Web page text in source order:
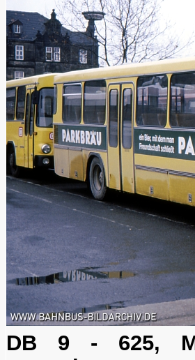
DB 9 - 625,